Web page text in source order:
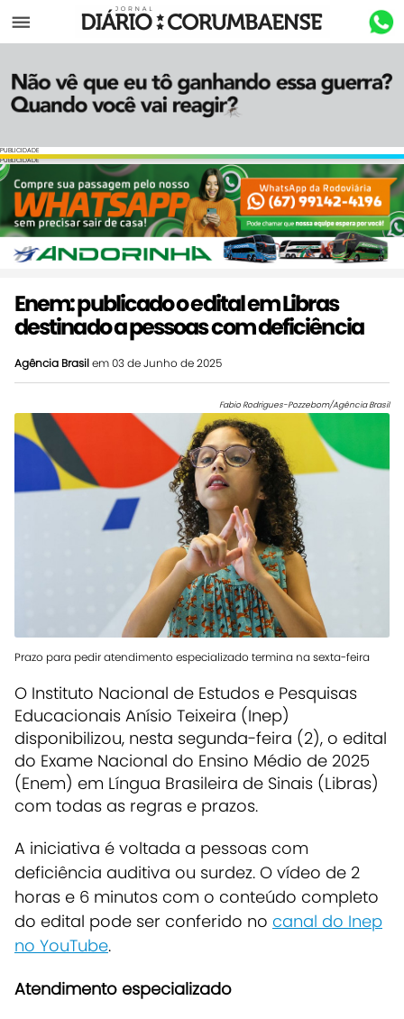
Menu
PUBLICIDADE
PUBLICIDADE
Enem: publicado o edital em Libras
destinado a pessoas com deficiência
Agência Brasilem 03 de Junho de 2025
Fabio Rodrigues-Pozzebom/Agência Brasil
Prazo para pedir atendimento especializado termina na sexta-feira
O Instituto Nacional de Estudos e Pesquisas
Educacionais Anísio Teixeira (Inep)
disponibilizou, nesta segunda-feira (2), o edital
do Exame Nacional do Ensino Médio de 2025
(Enem) em Língua Brasileira de Sinais (Libras)
com todas as regras e prazos.
A iniciativa é voltada a pessoas com
deficiência auditiva ou surdez. O vídeo de 2
horas e 6 minutos com o conteúdo completo
do edital pode ser conferido no canal do Inep
no YouTube.
Atendimento especializado